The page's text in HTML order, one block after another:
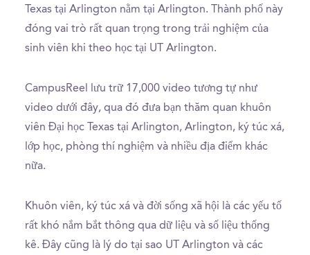
Texas tại Arlington nằm tại Arlington. Thành phố này
đóng vai trò rất quan trọng trong trải nghiệm của
sinh viên khi theo học tại UT Arlington.
CampusReel lưu trữ 17,000 video tương tự như
video dưới đây, qua đó đưa bạn thăm quan khuôn
viên Đại học Texas tại Arlington, Arlington, ký túc xá,
lớp học, phòng thí nghiệm và nhiều địa điểm khác
nữa.
Khuôn viên, ký túc xá và đời sống xã hội là các yếu tố
rất khó nắm bắt thông qua dữ liệu và số liệu thống
kê. Đây cũng là lý do tại sao UT Arlington và các